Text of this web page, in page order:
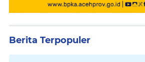
Berita Terpopuler